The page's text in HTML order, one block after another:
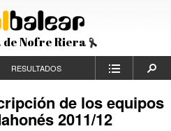
de Nofre Riera
RESULTADOS
de los equipos
2011/12